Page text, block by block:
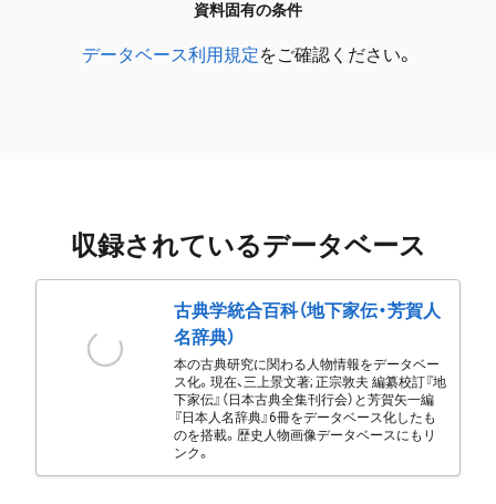
資料固有の条件
データベース利用規定をご確認ください。
収録されているデータベース
古典学統合百科（地下家伝・芳賀人
名辞典）
本の古典研究に関わる人物情報をデータベー
ス化。現在、三上景文著; 正宗敦夫 編纂校訂『地
下家伝』（日本古典全集刊行会）と芳賀矢一編
『日本人名辞典』6冊をデータベース化したも
のを搭載。歴史人物画像データベースにもリ
ンク。